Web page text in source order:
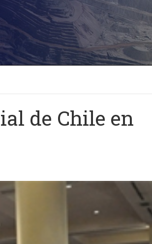
de Chile en